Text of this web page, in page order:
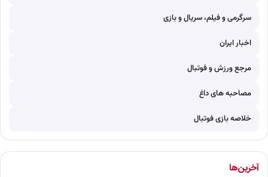
سرگرمی و فیلم، سریال و بازی
اخبار ایران
مرجع ورزش و فوتبال
مصاحبه های داغ
خلاصه بازی فوتبال
آخرین‌ها